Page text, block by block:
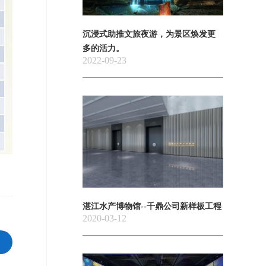
沉浸式助推文旅夜游，为景区焕发更
多的活力。
2022-09-23
湛江水产博物馆--千鼎公司新样板工程
2020-03-12